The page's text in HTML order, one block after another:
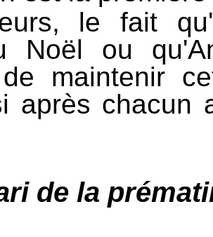
le fait
Noël ou
maintenir
après chacun
de la